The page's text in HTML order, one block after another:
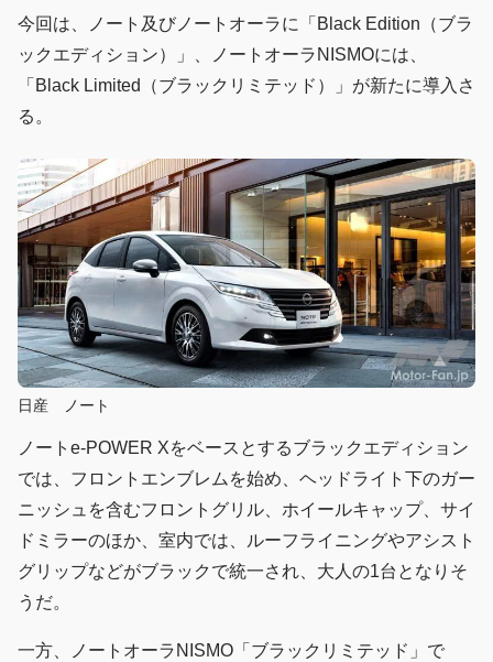
今回は、ノート及びノートオーラに「Black Edition（ブラ
ックエディション）」、ノートオーラNISMOには、
「Black Limited（ブラックリミテッド）」が新たに導入さ
る。
日産 ノート
ノートe-POWER Xをベースとするブラックエディション
では、フロントエンブレムを始め、ヘッドライト下のガー
ニッシュを含むフロントグリル、ホイールキャップ、サイ
ドミラーのほか、室内では、ルーフライニングやアシスト
グリップなどがブラックで統一され、大人の1台となりそ
うだ。
一方、ノートオーラNISMO「ブラックリミテッド」で